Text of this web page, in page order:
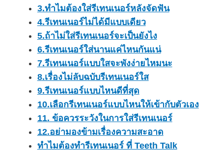
3.ทำไมต้องใส่รีเทนเนอร์หลังจัดฟัน
4.รีเทนเนอร์ไม่ได้มีแบบเดียว
5.ถ้าไม่ใส่รีเทนเนอร์จะเป็นยังไง
6.รีเทนเนอร์ใส่นานแค่ไหนกันแน่
7.รีเทนเนอร์แบบใสจะพังง่ายไหมนะ
8.เรื่องไม่ลับฉบับรีเทนเนอร์ใส
9.รีเทนเนอร์แบบไหนดีที่สุด
10.เลือกรีเทนเนอร์แบบไหนให้เข้ากับตัวเอง
11. ข้อควรระวังในการใส่รีเทนเนอร์
12.อย่ามองข้ามเรื่องความสะอาด
ทำไมต้องทำรีเทนเนอร์ ที่ Teeth Talk